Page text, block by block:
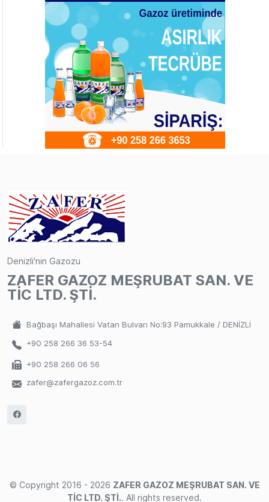
Denizli'nin Gazozu
ZAFER GAZOZ MEŞRUBAT SAN. VE
TİC LTD. ŞTİ.
Bağbaşı Mahallesi Vatan Bulvarı No:93 Pamukkale / DENİZLİ
+90 258 266 36 53-54
+90 258 266 06 56
zafer@zafergazoz.com.tr
© Copyright 2016 - 2026 ZAFER GAZOZ MEŞRUBAT SAN. VE
TİC LTD. ŞTİ.. All rights reserved.